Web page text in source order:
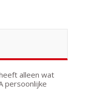
alleen wat
persoonlijke